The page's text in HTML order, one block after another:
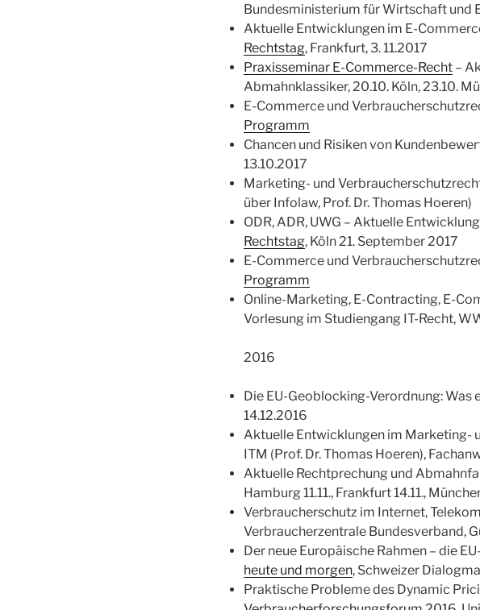
Bundesministerium für Wirtschaft und
Aktuelle Entwicklungen im E-
Rechtstag, Frankfurt, 3. 11.2017
Praxisseminar E-Commerce-Recht –
Abmahnklassiker, 20.10. Köln, 23.10.
E-Commerce und
Programm
Chancen und Risiken von
13.10.2017
Marketing- und
über Infolaw, Prof. Dr. Thomas Hoeren)
ODR, ADR, UWG – Aktuelle
Rechtstag, Köln 21. September 2017
E-Commerce und
Programm
Online-Marketing, E-Contracting, E-
Vorlesung im Studiengang IT-Recht,
2016
Die EU-Geoblocking-Verordnung: Was
14.12.2016
Aktuelle Entwicklungen im Marketing-
ITM (Prof. Dr. Thomas Hoeren),
Aktuelle Rechtprechung und
Hamburg 11.11., Frankfurt 14.11.,
Verbraucherschutz im Internet,
Verbraucherzentrale Bundesverband,
Der neue Europäische Rahmen – die
heute und morgen, Schweizer
Praktische Probleme des Dynamic